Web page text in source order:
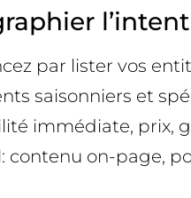
par lister vos
saisonniers et
immédiate, prix,
contenu on-page,